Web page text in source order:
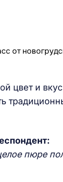
цвет и
пюре